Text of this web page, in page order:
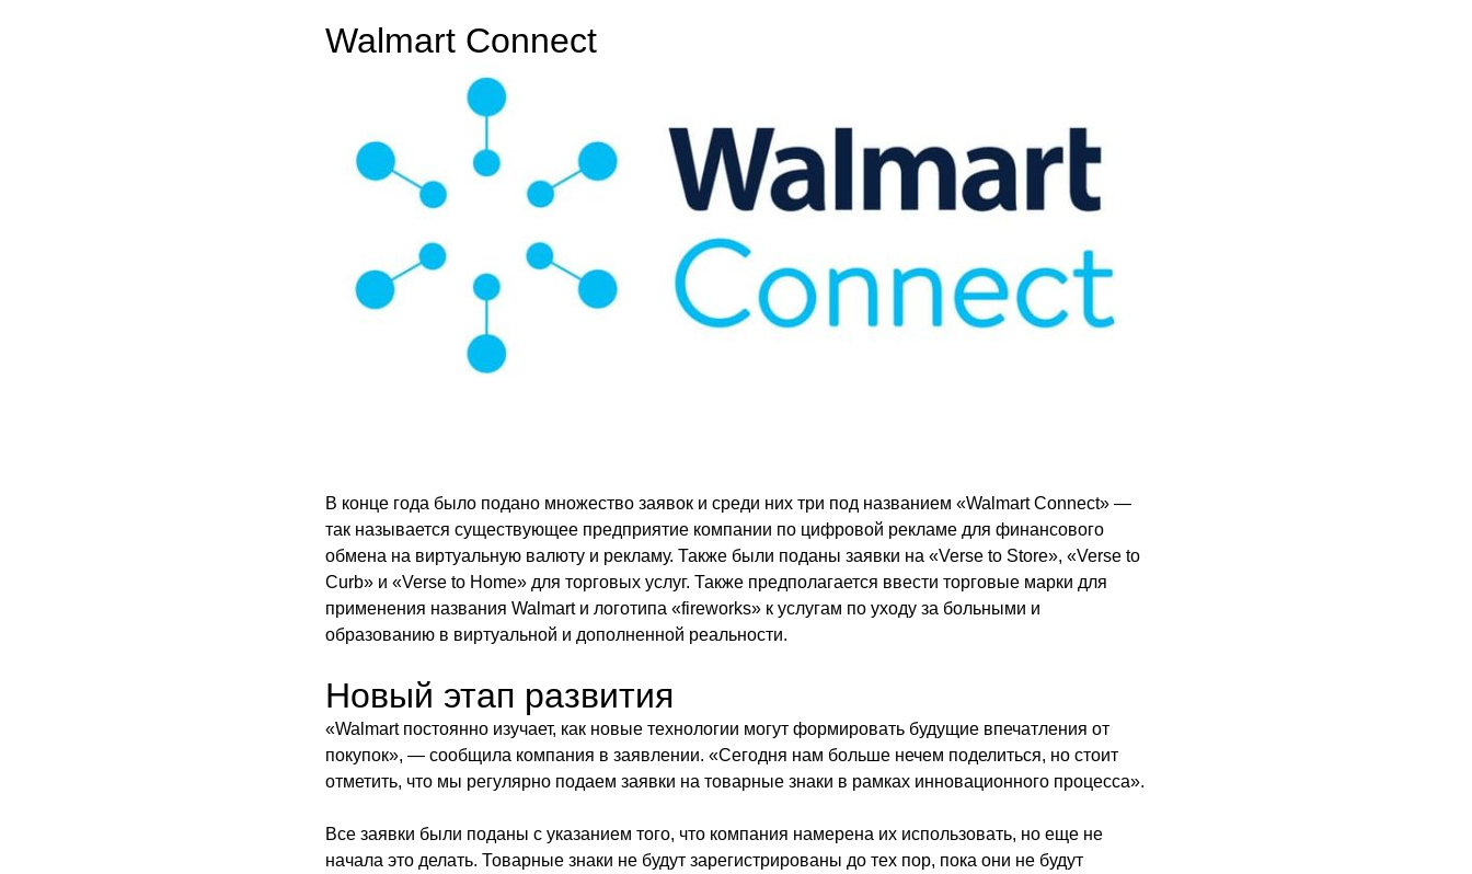
Walmart Connect
В конце года было подано множество заявок и среди них три под названием «Walmart Connect» —
так называется существующее предприятие компании по цифровой рекламе для финансового
обмена на виртуальную валюту и рекламу. Также были поданы заявки на «Verse to Store», «Verse to
Curb» и «Verse to Home» для торговых услуг. Также предполагается ввести торговые марки для
применения названия Walmart и логотипа «fireworks» к услугам по уходу за больными и
образованию в виртуальной и дополненной реальности.
Новый этап развития
«Walmart постоянно изучает, как новые технологии могут формировать будущие впечатления от
покупок», — сообщила компания в заявлении. «Сегодня нам больше нечем поделиться, но стоит
отметить, что мы регулярно подаем заявки на товарные знаки в рамках инновационного процесса».
Все заявки были поданы с указанием того, что компания намерена их использовать, но еще не
начала это делать. Товарные знаки не будут зарегистрированы до тех пор, пока они не будут